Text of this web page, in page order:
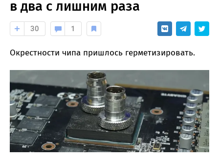
в два с лишним раза
30 1
Окрестности чипа пришлось герметизировать.